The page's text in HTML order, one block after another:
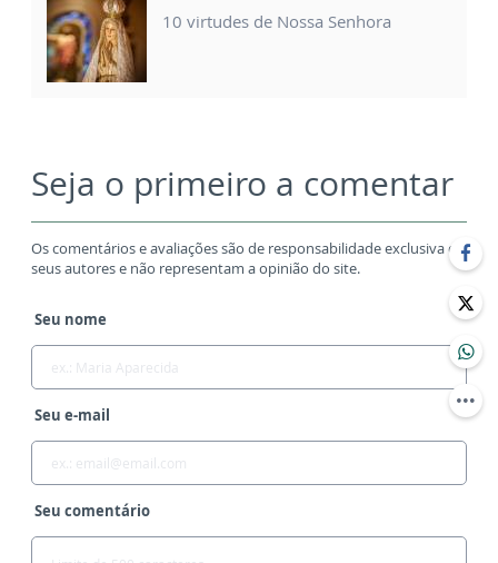
10 virtudes de Nossa Senhora
Seja o primeiro a comentar
Os comentários e avaliações são de responsabilidade exclusiva de
seus autores e não representam a opinião do site.
Seu nome
Seu e-mail
Seu comentário